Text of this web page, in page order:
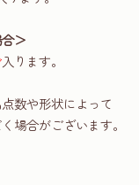
＞
入ります。
数や形状によって
場合がございます。